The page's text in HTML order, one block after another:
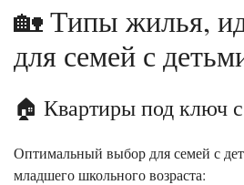
🏡 Типы жилья,
для семей с
🏠 Квартиры под ключ
Оптимальный выбор для семей с
младшего школьного возраста: